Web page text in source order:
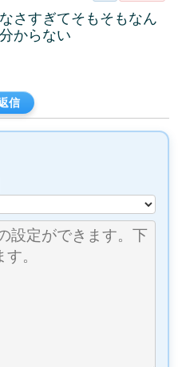
さすぎてそもそもなん
からない
信